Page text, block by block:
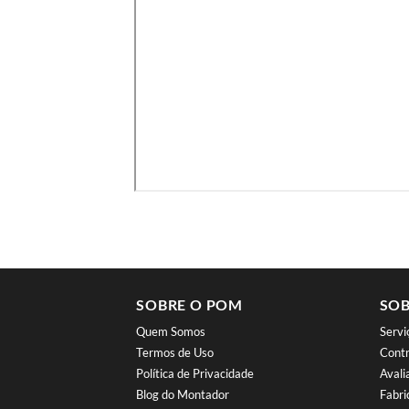
SOBRE O POM
Quem Somos
Termos de Uso
Política de Privacidade
Blog do Montador